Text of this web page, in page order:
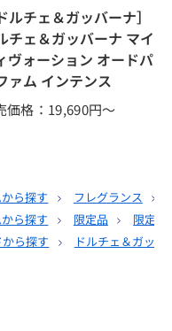
ルチェ＆ガッバーナ］
チェ＆ガッバーナ マイ
ヴォーション オードパ
ァム インテンス
価格：19,690円～
ら探す フレグランス
ら探す 限定品
限定商
ら探す ドルチェ＆ガッバ